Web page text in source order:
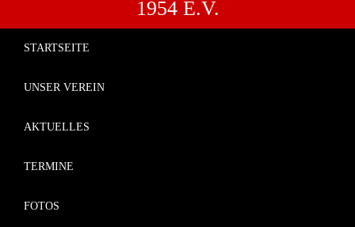
954 E.V.
STARTSEITE
UNSER VEREIN
AKTUELLES
TERMINE
FOTOS